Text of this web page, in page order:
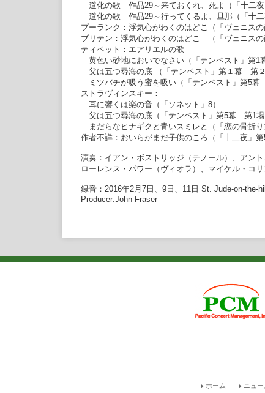
道化の歌 作品29～来ておくれ、死よ（「十二
道化の歌 作品29～行ってくるよ、旦那（「十
プーランク：浮気心がわくのはどこ（「ヴェニス
ブリテン：浮気心がわくのはどこ （「ヴェニス
ティペット：エアリエルの歌
黄色い砂地においでなさい（「テンペスト」第1
父は五つ尋海の底 （「テンペスト」第１幕 第２
ミツバチが吸う蜜を吸い（「テンペスト」第5幕
ストラヴィンスキー：
耳に響くは楽の音（「ソネット」8）
父は五つ尋海の底（「テンペスト」第5幕 第1場
まだらなヒナギクと青いスミレと（「恋の骨折
作者不詳：おいらがまだ子供のころ（「十二夜」
演奏：イアン・ボストリッジ（テノール）、アン
ローレンス・パワー（ヴィオラ）、マイケル・コ
録音：2016年2月7日、9日、11日 St. Jude-on-the-
Producer:John Fraser
ホーム ニュー